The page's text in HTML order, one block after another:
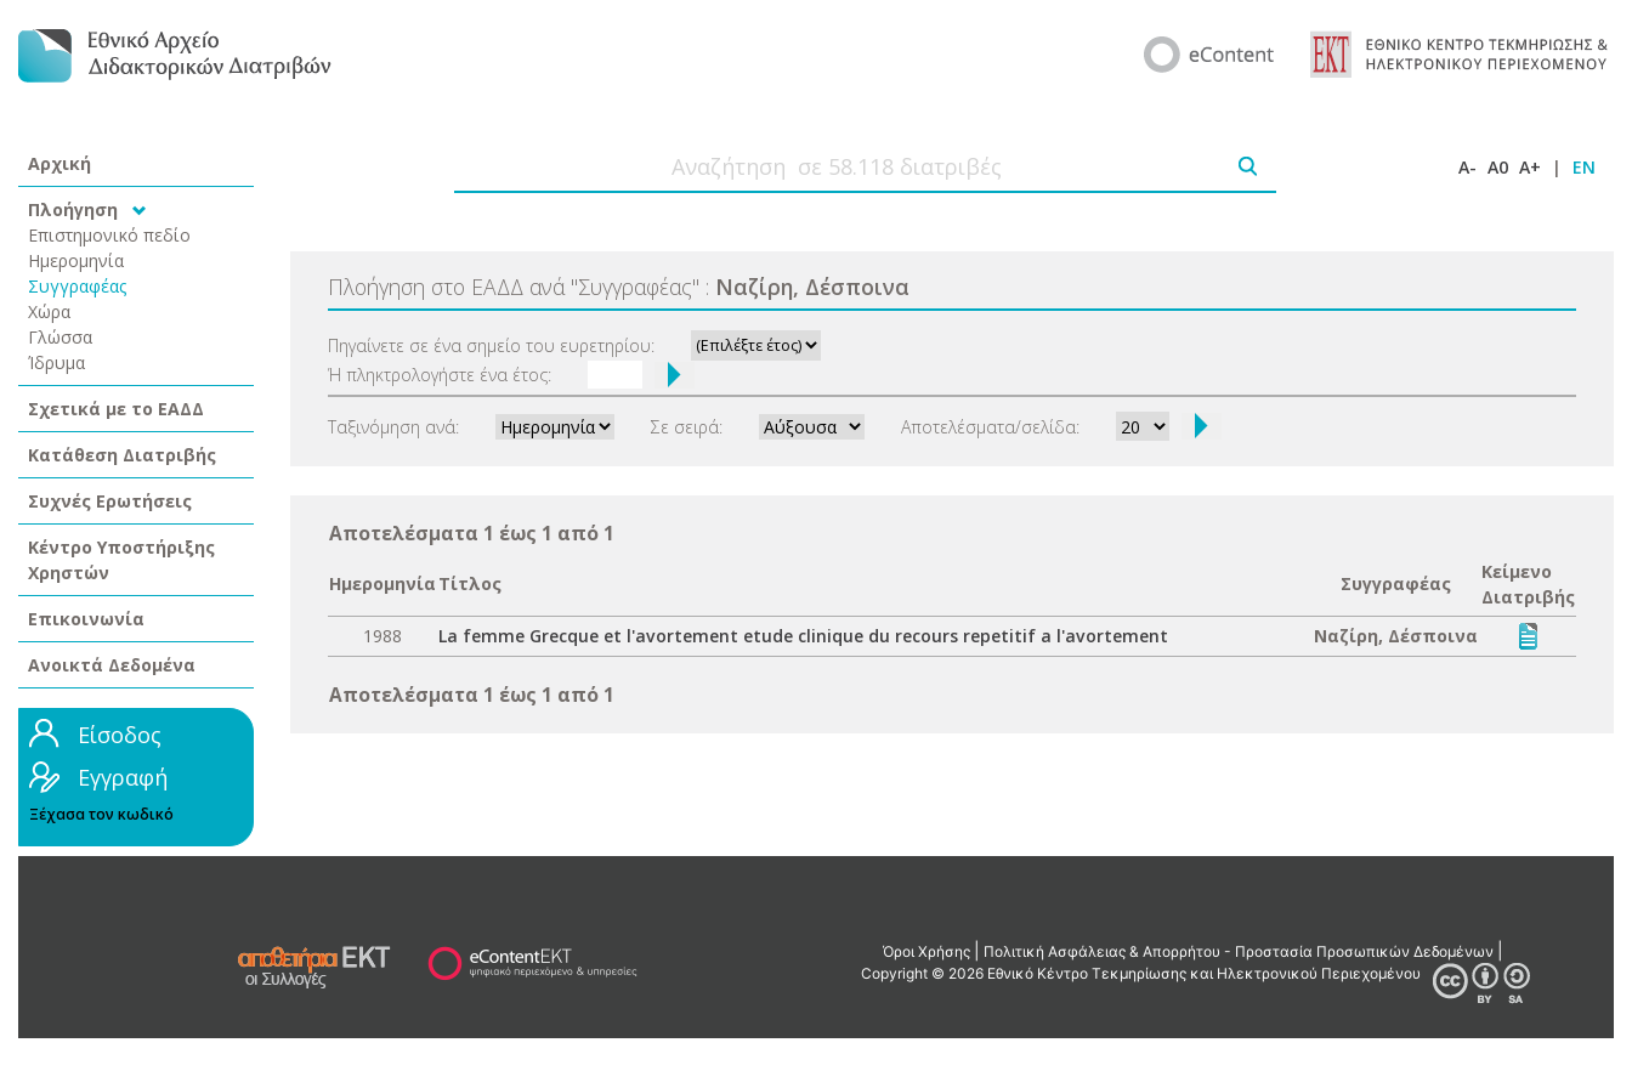
Αρχική
Πλοήγηση
Επιστημονικό πεδίο
Ημερομηνία
Συγγραφέας
Χώρα
Γλώσσα
Ίδρυμα
Σχετικά με το ΕΑΔΔ
Κατάθεση Διατριβής
Συχνές Ερωτήσεις
Κέντρο Υποστήριξης
Χρηστών
Επικοινωνία
Ανοικτά Δεδομένα
Είσοδος
Εγγραφή
Ξέχασα τον κωδικό
A- A0 A+ | EN
Πλοήγηση στο ΕΑΔΔ ανά "Συγγραφέας" : Ναζίρη, Δέσποινα
Πηγαίνετε σε ένα σημείο του ευρετηρίου:
Ή πληκτρολογήστε ένα έτος:
Ταξινόμηση ανά: Σε σειρά: Αποτελέσματα/σελίδα:
Αποτελέσματα 1 έως 1 από 1
Ημερομηνία Τίτλος Συγγραφέας
Κείμενο
Διατριβής
1988
La femme Grecque et l'avortement etude clinique du recours repetitif a l'avortement Ναζίρη, Δέσποινα
Αποτελέσματα 1 έως 1 από 1